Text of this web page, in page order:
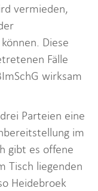
vermieden,
Diese
Fälle
wirksam
Parteien eine
im
gibt es offene
Tisch liegenden
Heidebroek